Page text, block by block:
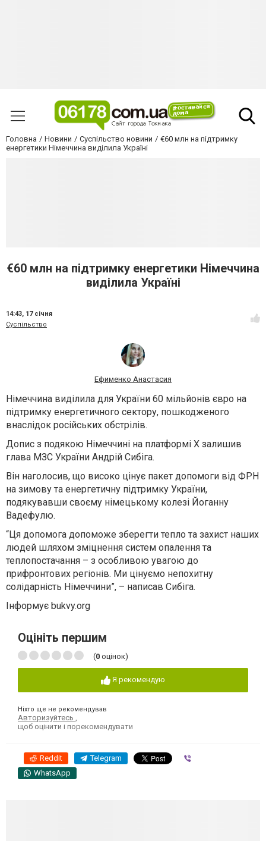
Головна Новини Суспільство новини
€60 млн на підтримку
енергетики Німеччина виділила Україні
€60 млн на підтримку енергетики Німеччина
виділила Україні
14:43, 17 січня
Суспільство
Ефименко Анастасия
Німеччина виділила для України 60 мільйонів євро на
підтримку енергетичного сектору, пошкодженого
внаслідок російських обстрілів.
Допис з подякою Німеччині на платформі X залишив
глава МЗС України Андрій Сибіга.
Він наголосив, що високо цінує пакет допомоги від ФРН
на зимову та енергетичну підтримку України,
подякувавши своєму німецькому колезі Йоганну
Вадефулю.
“Ця допомога допоможе зберегти тепло та захист наших
людей шляхом зміцнення систем опалення та
теплопостачання – з особливою увагою до
прифронтових регіонів. Ми цінуємо непохитну
солідарність Німеччини”, – написав Сибіга.
Інформує bukvy.org
Оцініть першим
(0 оцінок)
Я рекомендую
Ніхто ще не рекомендував
Авторизуйтесь ,
щоб оцінити і порекомендувати
Reddit Telegram
WhatsApp